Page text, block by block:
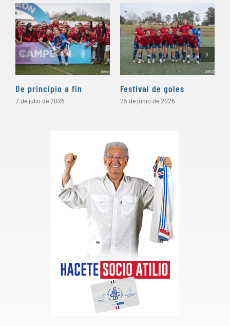
De principio a fin
7 de julio de 2026
Festival de goles
25 de junio de 2026